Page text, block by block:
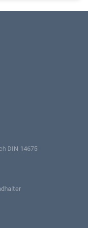
DIN 14675